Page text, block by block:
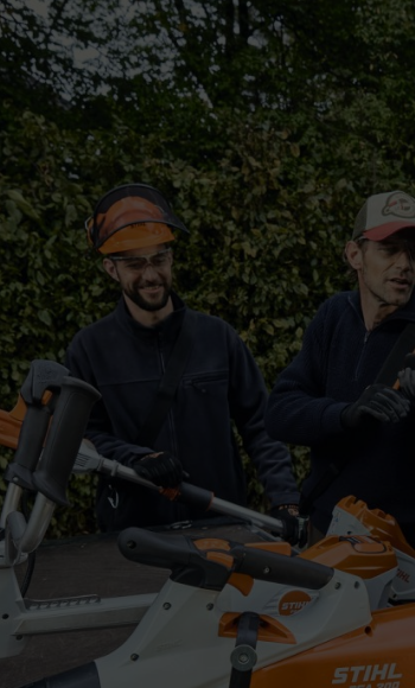
PROFESSIONNELS
experts – parce que vous méritez autant de